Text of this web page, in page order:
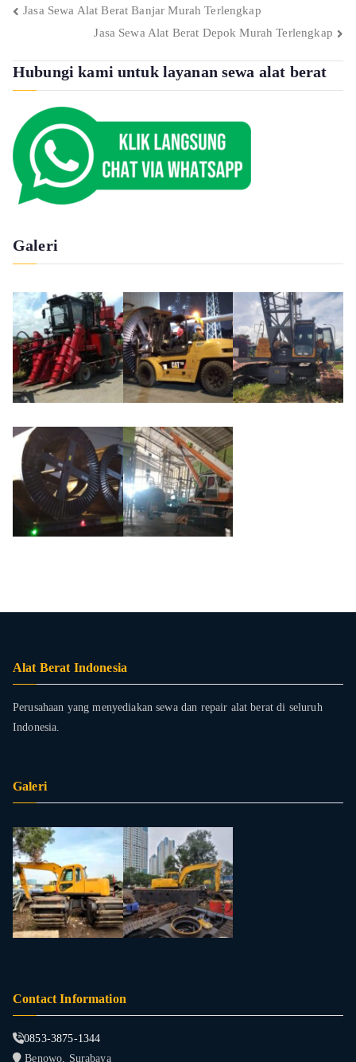
Post
Jasa Sewa Alat Berat Banjar Murah Terlengkap
Jasa Sewa Alat Berat Depok Murah Terlengkap
Hubungi kami untuk layanan sewa alat berat
Galeri
Alat Berat Indonesia
Perusahaan yang menyediakan sewa dan repair alat berat di seluruh
Indonesia.
Galeri
Contact Information
0853-3875-1344
Benowo, Surabaya